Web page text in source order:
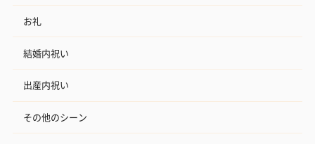
お礼
結婚内祝い
出産内祝い
その他のシーン